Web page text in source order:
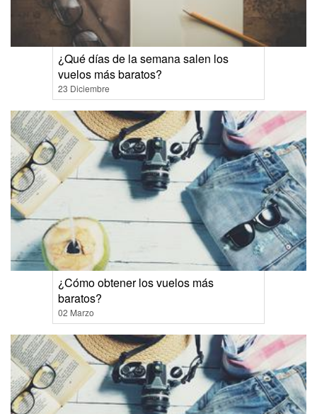
¿Qué días de la semana salen los
vuelos más baratos?
23 Diciembre
¿Cómo obtener los vuelos más
baratos?
02 Marzo